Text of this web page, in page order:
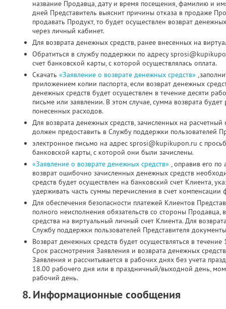
название Продавца, дату и время посещения, фамилию и
дней Представитель выяснит причины отказа в продаже
продавать Продукт, то будет осуществлен возврат
через личный кабинет.
Для возврата денежных средств, ранее внесенных на
Обратиться в службу поддержки по адресу
счет банковской карты, с которой осуществлялась оплата.
Скачать «Заявление о возврате денежных средств»
приложением копии паспорта, если возврат денежных
денежных средств будет осуществлен в течение десяти
письме или заявлении. В этом случае, сумма возврата
понесенных расходов.
Для возврата денежных средств, зачисленных на
должен предоставить в Службу поддержки пользователей
электронное письмо на адрес sprosi@kupikupon.ru с
банковской карты, с которой они были зачислены.
«Заявление о возврате денежных средств» , оправив его
возврат ошибочно зачисленных денежных средств
средств будет осуществлен на банковский счет Клиента,
удерживать часть суммы перечисления в счет компенсации
Для обеспечения безопасности платежей Клиентов
полного неисполнения обязательств со стороны
средства на виртуальный личный счет Клиента. Для
Службу поддержки пользователей Представителя
Возврат денежных средств будет осуществляться в
Срок рассмотрения Заявления и возврата денежных
Заявления и рассчитывается в рабочих днях без учета
18.00 рабочего дня или в праздничный/выходной день,
рабочий день.
8. Информационные сообщения